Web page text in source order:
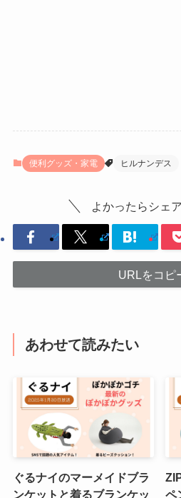
便利グッズ・家電 ヒルナンデス
よかったらシェ
URLをコピ
あわせて読みたい
ぐるナイのマーメイドブラ
ンケットと着るブランケッ
ペ